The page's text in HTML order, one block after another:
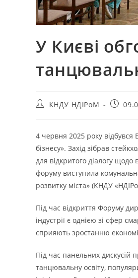
У Києві
КНДУ НДІРоМ
4 червня 2025 року відбувся
бізнесу». Захід зібрав
для відкритого діалогу щодо
форуму виступила
розвитку міста» (КНДУ
Під час відкриття Форуму
індустрії є однією зі сфер
сприяють зростанню
Під час панельних дискусій
танцювальну освіту,